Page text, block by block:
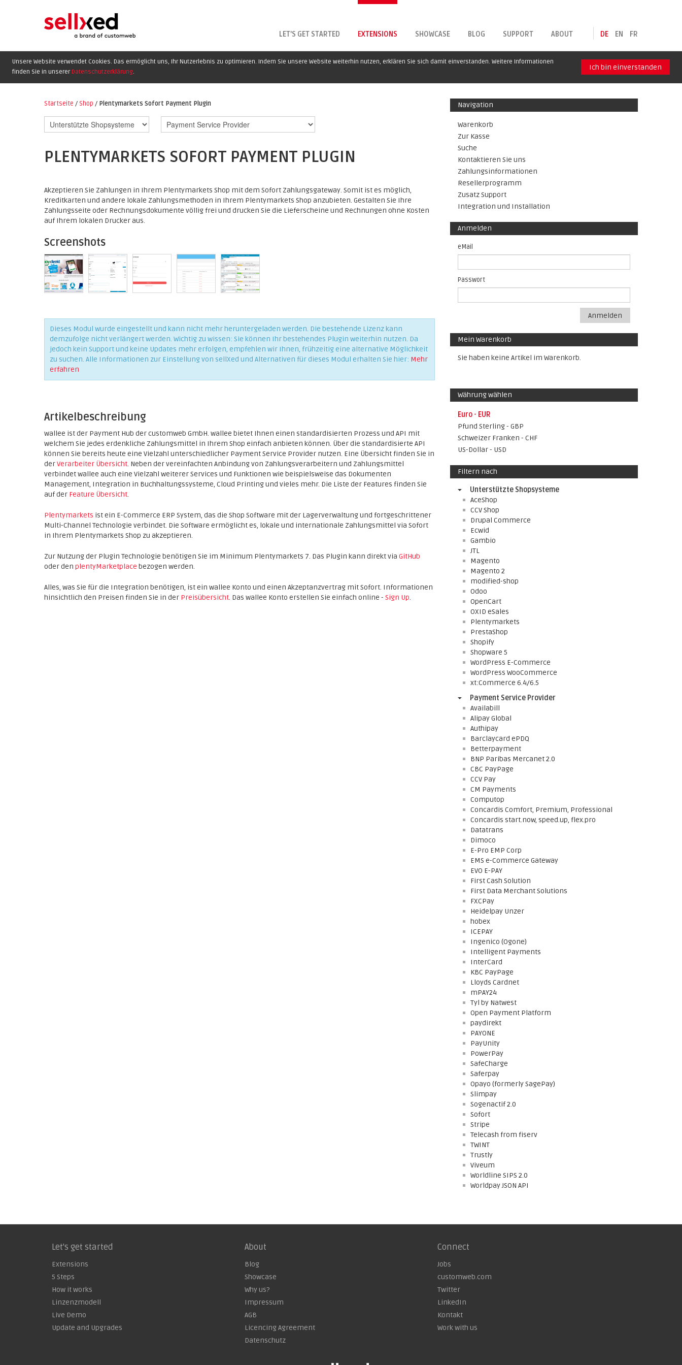
DE EN FR
LET'S GET STARTED EXTENSIONS SHOWCASE BLOG SUPPORT ABOUT
Unsere Website verwendet Cookies. Das ermöglicht uns, Ihr Nutzerlebnis zu optimieren. Indem Sie unsere Website weiterhin nutzen, erklären Sie sich damit einverstanden. Weitere Informationen
finden Sie in unserer Datenschutzerklärung.
Ich bin einverstanden
Startseite / Shop / Plentymarkets Sofort Payment Plugin
PLENTYMARKETS SOFORT PAYMENT PLUGIN
Akzeptieren Sie Zahlungen in Ihrem Plentymarkets Shop mit dem Sofort Zahlungsgateway. Somit ist es möglich,
Kreditkarten und andere lokale Zahlungsmethoden in Ihrem Plentymarkets Shop anzubieten. Gestalten Sie Ihre
Zahlungsseite oder Rechnungsdokumente völlig frei und drucken Sie die Lieferscheine und Rechnungen ohne Kosten
auf Ihrem lokalen Drucker aus.
Screenshots
Dieses Modul wurde eingestellt und kann nicht mehr heruntergeladen werden. Die bestehende Lizenz kann
demzufolge nicht verlängert werden. Wichtig zu wissen: Sie können Ihr bestehendes Plugin weiterhin nutzen. Da
jedoch kein Support und keine Updates mehr erfolgen, empfehlen wir Ihnen, frühzeitig eine alternative Möglichkeit
zu suchen. Alle Informationen zur Einstellung von sellXed und Alternativen für dieses Modul erhalten Sie hier: Mehr
erfahren
Artikelbeschreibung
wallee ist der Payment Hub der customweb GmbH. wallee bietet Ihnen einen standardisierten Prozess und API mit
welchem Sie jedes erdenkliche Zahlungsmittel in Ihrem Shop einfach anbieten können. Über die standardisierte API
können Sie bereits heute eine Vielzahl unterschiedlicher Payment Service Provider nutzen. Eine Übersicht finden Sie in
derVerarbeiter Übersicht. Neben der vereinfachten Anbindung von Zahlungsverarbeitern und Zahlungsmittel
verbindet wallee auch eine Vielzahl weiterer Services und Funktionen wie beispielsweise das Dokumenten
Management, Integration in Buchhaltungssysteme, Cloud Printing und vieles mehr. Die Liste der Features finden Sie
auf der Feature Übersicht.
Plentymarkets ist ein E-Commerce ERP System, das die Shop Software mit der Lagerverwaltung und fortgeschrittener
Multi-Channel Technologie verbindet. Die Software ermöglicht es, lokale und internationale Zahlungsmittel via Sofort
in Ihrem Plentymarkets Shop zu akzeptieren.
Zur Nutzung der Plugin Technologie benötigen Sie im Minimum Plentymarkets 7. Das Plugin kann direkt via GitHub
oder den plentyMarketplace bezogen werden.
Alles, was Sie für die Integration benötigen, ist ein wallee Konto und einen Akzeptanzvertrag mit Sofort. Informationen
hinsichtlich den Preisen finden Sie in der Preisübersicht. Das wallee Konto erstellen Sie einfach online - Sign Up.
Navigation
Warenkorb
Zur Kasse
Suche
Kontaktieren Sie uns
Zahlungsinformationen
Resellerprogramm
Zusatz Support
Integration und Installation
Anmelden
eMail
Passwort
Anmelden
Mein Warenkorb
Sie haben keine Artikel im Warenkorb.
Währung wählen
Euro - EUR
Pfund Sterling - GBP
Schweizer Franken - CHF
US-Dollar - USD
Filtern nach
Unterstützte Shopsysteme
AceShop
CCV Shop
Drupal Commerce
Ecwid
Gambio
JTL
Magento
Magento 2
modified-shop
Odoo
OpenCart
OXID eSales
Plentymarkets
PrestaShop
Shopify
Shopware 5
WordPress E-Commerce
WordPress WooCommerce
xt:Commerce 6.4/6.5
Payment Service Provider
Availabill
Alipay Global
Authipay
Barclaycard ePDQ
Betterpayment
BNP Paribas Mercanet 2.0
CBC PayPage
CCV Pay
CM Payments
Computop
Concardis Comfort, Premium, Professional
Concardis start.now, speed.up, flex.pro
Datatrans
Dimoco
E-Pro EMP Corp
EMS e-Commerce Gateway
EVO E-PAY
First Cash Solution
First Data Merchant Solutions
FXCPay
Heidelpay Unzer
hobex
ICEPAY
Ingenico (Ogone)
Intelligent Payments
InterCard
KBC PayPage
Lloyds Cardnet
mPAY24
Tyl by Natwest
Open Payment Platform
paydirekt
PAYONE
PayUnity
PowerPay
SafeCharge
Saferpay
Opayo (formerly SagePay)
Slimpay
Sogenactif 2.0
Sofort
Stripe
Telecash from fiserv
TWINT
Trustly
Viveum
Worldline SIPS 2.0
Worldpay JSON API
Let's get started
Extensions
5 Steps
How it works
Linzenzmodell
Live Demo
Update and Upgrades
About
Blog
Showcase
Why us?
Impressum
AGB
Licencing Agreement
Datenschutz
Connect
Jobs
customweb.com
Twitter
LinkedIn
Kontakt
Work with us